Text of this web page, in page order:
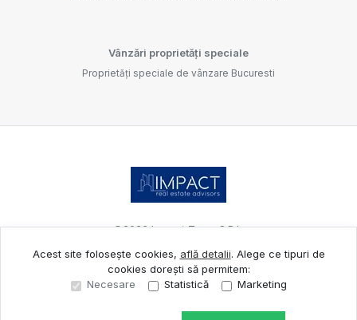
Vânzări proprietăți speciale
Proprietăți speciale de vânzare Bucuresti
©2026Impact Team S.R.L.
Site creat în
Acest site folosește cookies, află detalii. Alege ce tipuri de
cookies dorești să permitem:
Necesare
Statistică Marketing